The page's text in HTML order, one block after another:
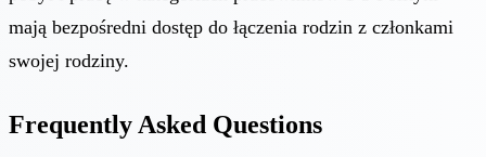
mają bezpośredni dostęp do łączenia rodzin z członkami
swojej rodziny.
Frequently Asked Questions